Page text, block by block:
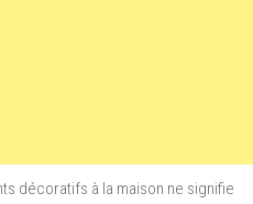
décoratifs à la maison ne signifie